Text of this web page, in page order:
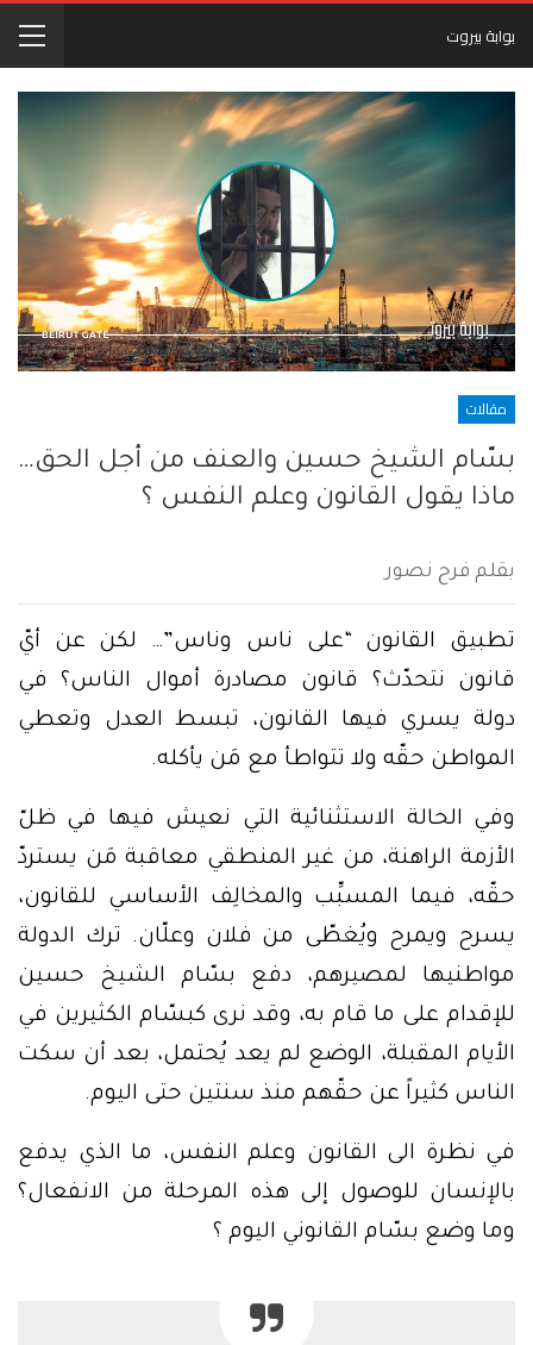
بوابة بيروت
مقالات
بسّام الشيخ حسين والعنف من أجل الحق…
ماذا يقول القانون وعلم النفس ؟
بقلم فرح نصور
تطبيق القانون “على ناس وناس”… لكن عن أيّ
قانون نتحدّث؟ قانون مصادرة أموال الناس؟ في
دولة يسري فيها القانون، تبسط العدل وتعطي
المواطن حقّه ولا تتواطأ مع مَن يأكله.
وفي الحالة الاستثنائية التي نعيش فيها في ظلّ
الأزمة الراهنة، من غير المنطقي معاقبة مَن يستردّ
حقّه، فيما المسبِّب والمخالِف الأساسي للقانون،
يسرح ويمرح ويُغطّى من فلان وعلّان. ترك الدولة
مواطنيها لمصيرهم، دفع بسّام الشيخ حسين
للإقدام على ما قام به، وقد نرى كبسّام الكثيرين في
الأيام المقبلة، الوضع لم يعد يُحتمل، بعد أن سكت
الناس كثيراً عن حقّهم منذ سنتين حتى اليوم.
في نظرة الى القانون وعلم النفس، ما الذي يدفع
بالإنسان للوصول إلى هذه المرحلة من الانفعال؟
وما وضع بسّام القانوني اليوم ؟